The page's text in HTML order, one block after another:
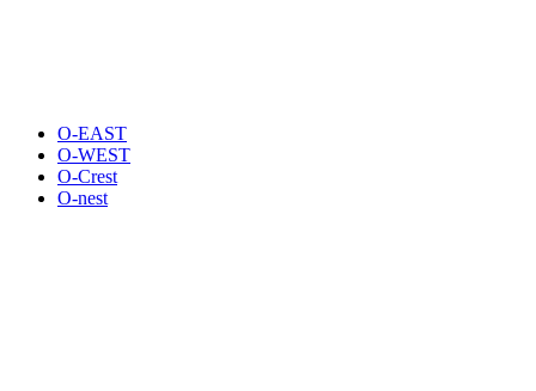
O-EAST
O-WEST
O-Crest
O-nest